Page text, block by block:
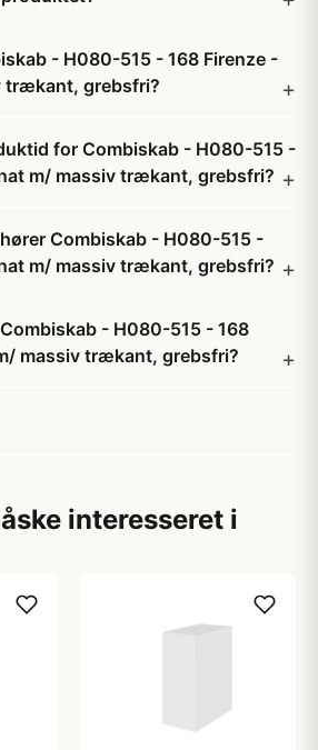
- H080-515 - 168 Firenze -
trækant, grebsfri?
for Combiskab - H080-515 -
m/ massiv trækant, grebsfri?
Combiskab - H080-515 -
m/ massiv trækant, grebsfri?
- H080-515 - 168
massiv trækant, grebsfri?
interesseret i